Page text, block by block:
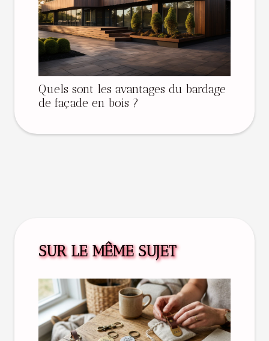
Quels sont les avantages du bardage
de façade en bois ?
SUR LE MÊME SUJET